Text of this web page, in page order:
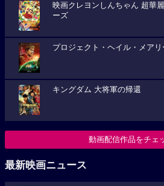
映画クレヨンしんちゃん 超華
ーズ
プロジェクト・ヘイル・メアリ
キングダム 大将軍の帰還
動画配信作品をチェ
最新映画ニュース